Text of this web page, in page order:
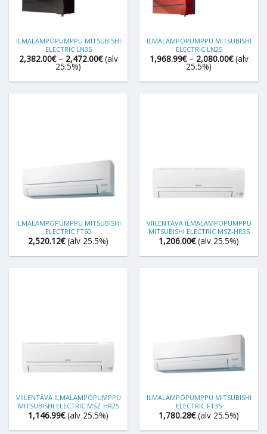
ILMALÄMPÖPUMPPU MITSUBISHI
ELECTRIC LN35
2,382.00€ – 2,472.00€Hintaluokka:
2,382.00€
2,472.00€
(alv
25.5%)
ILMALÄMPÖPUMPPU MITSUBISHI
ELECTRIC LN25
1,968.99€ – 2,080.00€ (alv
25.5%)
ILMALÄMPÖPUMPPU MITSUBISHI
ELECTRIC FT50
2,520.12€ (alv 25.5%)
VIILENTÄVÄ ILMALÄMPÖPUMPPU
MITSUBISHI ELECTRIC MSZ-HR35
1,206.00€ (alv 25.5%)
VIILENTÄVÄ ILMALÄMPÖPUMPPU
MITSUBISHI ELECTRIC MSZ-HR25
1,146.99€ (alv 25.5%)
ILMALÄMPÖPUMPPU MITSUBISHI
ELECTRIC FT35
1,780.28€ (alv 25.5%)